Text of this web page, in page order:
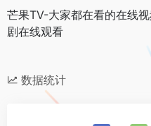
芒果TV-大家都在看的在线
剧在线观看
数据统计